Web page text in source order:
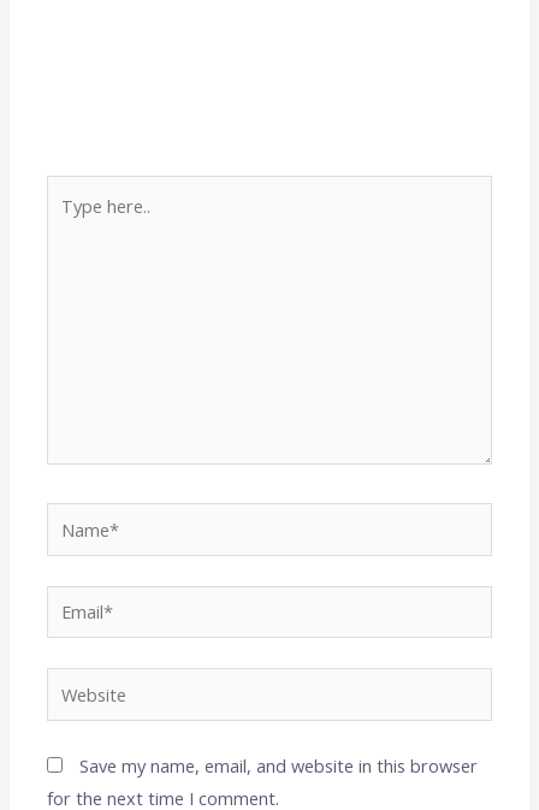
here..
Save my name, email, and website in this browser
for the next time I comment.